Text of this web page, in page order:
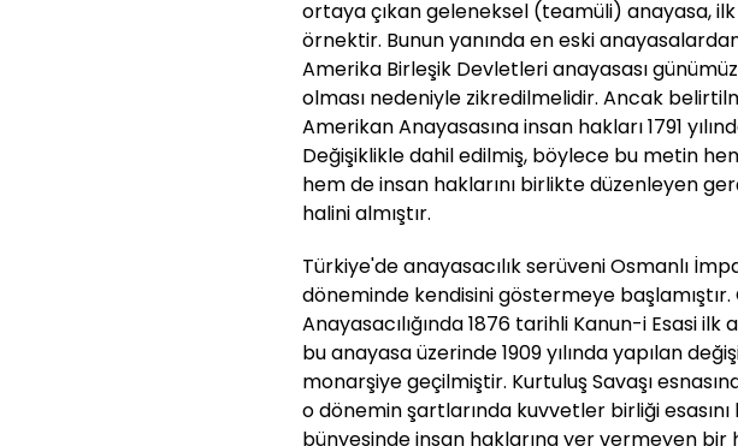
ortaya çıkan geleneksel (teamüli) anayasa,
örnektir. Bunun yanında en eski
Amerika Birleşik Devletleri anayasası
olması nedeniyle zikredilmelidir. Ancak
Amerikan Anayasasına insan hakları 1791
Değişiklikle dahil edilmiş, böylece bu metin
hem de insan haklarını birlikte düzenleyen
halini almıştır.
Türkiye'de anayasacılık serüveni Osmanlı
döneminde kendisini göstermeye başlamıştır.
Anayasacılığında 1876 tarihli Kanun-i Esasi
bu anayasa üzerinde 1909 yılında yapılan
monarşiye geçilmiştir. Kurtuluş Savaşı
o dönemin şartlarında kuvvetler birliği
bünyesinde insan haklarına yer vermeyen bir